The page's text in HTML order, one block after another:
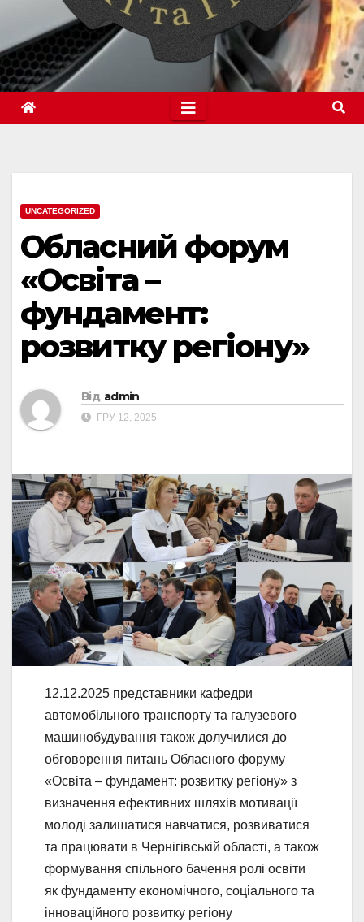
UNCATEGORIZED
Обласний форум
«Освіта –
фундамент:
розвитку регіону»
Від admin
ГРУ 12, 2025
12.12.2025 представники кафедри
автомобільного транспорту та галузевого
машинобудування також долучилися до
обговорення питань Обласного форуму
«Освіта – фундамент: розвитку регіону» з
визначення ефективних шляхів мотивації
молоді залишатися навчатися, розвиватися
та працювати в Чернігівській області, а також
формування спільного бачення ролі освіти
як фундаменту економічного, соціального та
інноваційного розвитку регіону